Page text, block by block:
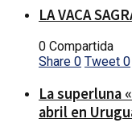
LA VACA
0 Compartida
Share 0 Tweet 0
La superluna
abril en